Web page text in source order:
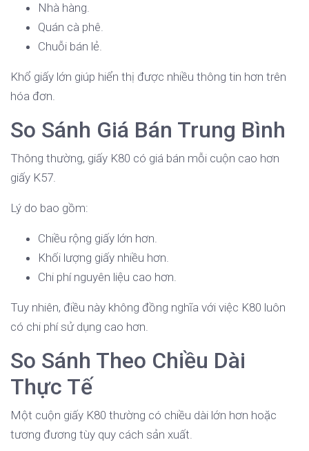
Nhà hàng.
Quán cà phê.
Chuỗi bán lẻ.
Khổ giấy lớn giúp hiển thị được nhiều thông tin hơn trên
hóa đơn.
So Sánh Giá Bán Trung Bình
Thông thường, giấy K80 có giá bán mỗi cuộn cao hơn
giấy K57.
Lý do bao gồm:
Chiều rộng giấy lớn hơn.
Khối lượng giấy nhiều hơn.
Chi phí nguyên liệu cao hơn.
Tuy nhiên, điều này không đồng nghĩa với việc K80 luôn
có chi phí sử dụng cao hơn.
So Sánh Theo Chiều Dài
Thực Tế
Một cuộn giấy K80 thường có chiều dài lớn hơn hoặc
tương đương tùy quy cách sản xuất.